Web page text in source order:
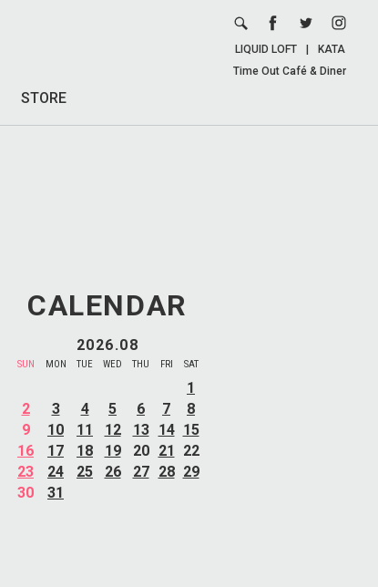
STORE
LIQUID LOFT
KATA
Time Out Café & Diner
CALENDAR
2026.08
SUN MON TUE WED THU FRI SAT
1
2
3 4 5 6 7
8
9
10 11 12 13 14 15
16
17 18 19 20 21
22
23
24 25 26 27 28 29
30
31